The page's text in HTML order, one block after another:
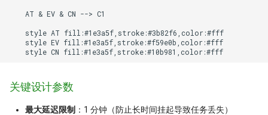
    AT & EV & CN --> C1
    style AT fill:#1e3a5f,stroke:#3b82f6,color:#fff
    style EV fill:#1e3a5f,stroke:#f59e0b,color:#fff
    style CN fill:#1e3a5f,stroke:#10b981,color:#fff
关键设计参数
最大延迟限制 ：1 分钟（防止长时间挂起导致任务丢失）